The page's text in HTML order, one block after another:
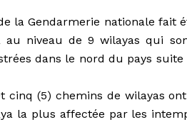
la Gendarmerie nationale fait
au niveau de 9 wilayas qui
dans le nord du pays
cinq (5) chemins de wilayas
la plus affectée par les